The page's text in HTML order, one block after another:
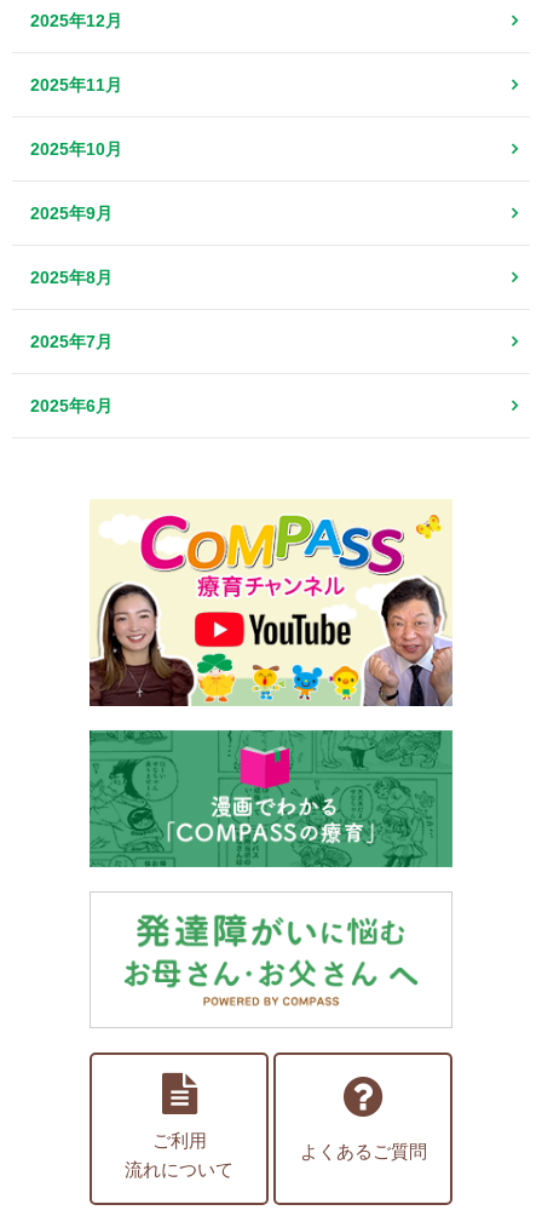
2025年12月
2025年11月
2025年10月
2025年9月
2025年8月
2025年7月
2025年6月
ご利用
流れについて
よくあるご質問